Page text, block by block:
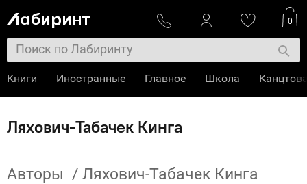
Ляхович-Табачек Кинга
Авторы / Ляхович-Табачек Кинга
0
Книги Иностранные Главное Школа